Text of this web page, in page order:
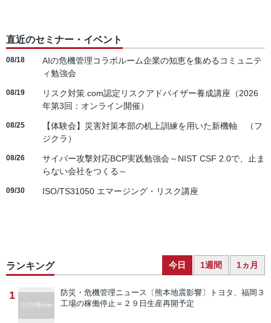
直近のセミナー・イベント
08/18
AIの危機管理コラボルーム企業の知恵を集めるコミュニテ
ィ勉強会
08/19
リスク対策.com認定リスクアドバイザー養成講座（2026
年第3回：オンライン開催）
08/25
【体験会】災害対策本部の机上訓練を用いた新機軸 （フ
ジクラ）
08/26
サイバー攻撃対応BCP実践勉強会～NIST CSF 2.0で、止ま
らない会社をつくる～
09/30 ISO/TS31050 エマージング・リスク講座
ランキング 今日 1週間 1ヵ月
1 防災・危機管理ニュース 〔熊本地震影響〕トヨタ、福岡３
工場の稼働停止＝２９日生産再開予定